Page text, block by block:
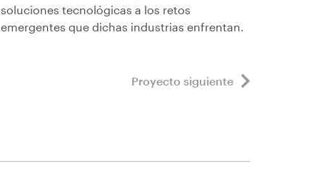
soluciones tecnológicas a los retos
emergentes que dichas industrias enfrentan.
Proyecto siguiente